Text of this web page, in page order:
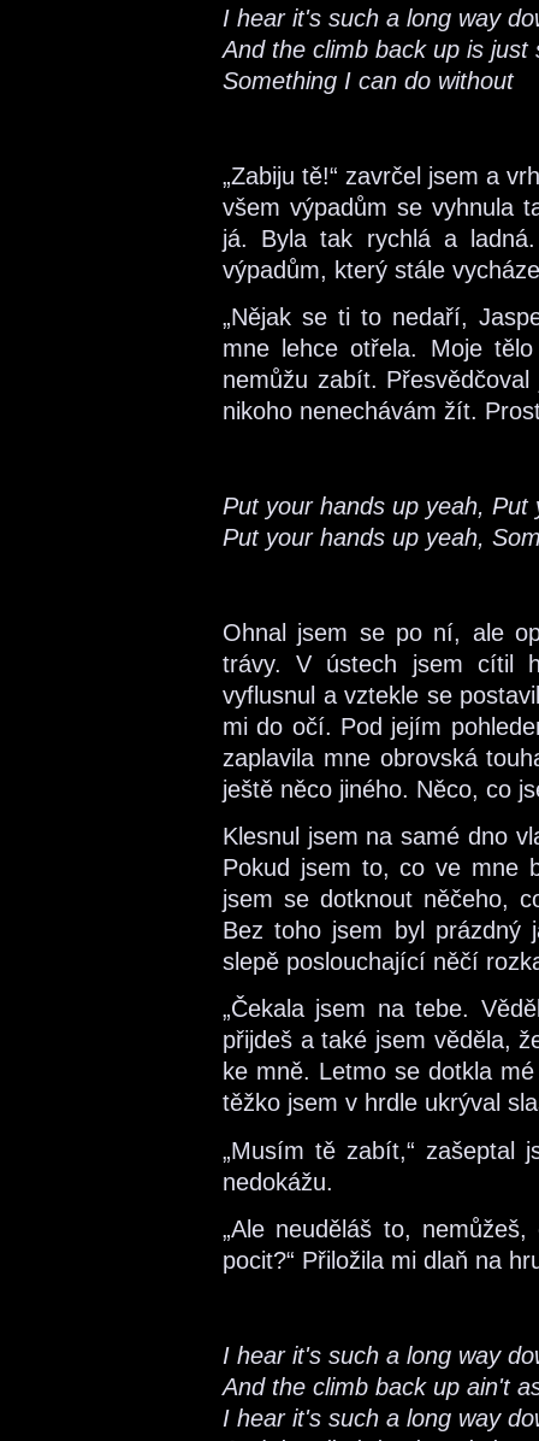
I hear it's such a long way
And the climb back up is
Something I can do without
„Zabiju tě!“ zavrčel jsem a
všem výpadům se vyhnula
já. Byla tak rychlá a
výpadům, který stále
„Nějak se ti to nedaří,
mne lehce otřela. Moje
nemůžu zabít.
nikoho nenechávám žít.
Put your hands up yeah, Put
Put your hands up yeah,
Ohnal jsem se po ní, ale
trávy. V ústech jsem cítil
vyflusnul a vztekle se
mi do očí. Pod jejím
zaplavila mne obrovská
ještě něco jiného. Něco, co
Klesnul jsem na samé dno
Pokud jsem to, co ve mne
jsem se dotknout něčeho,
Bez toho jsem byl prázdný
slepě poslouchající něčí
„Čekala jsem na tebe.
přijdeš a také jsem věděla,
ke mně. Letmo se dotkla
těžko jsem v hrdle ukrýval
„Musím tě zabít,“ zašeptal
nedokážu.
„Ale neuděláš to,
pocit?“ Přiložila mi dlaň na
I hear it's such a long way
And the climb back up ain't
I hear it's such a long way